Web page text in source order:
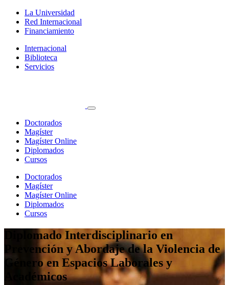
La Universidad
Red Internacional
Financiamiento
Internacional
Biblioteca
Servicios
Doctorados
Magíster
Magíster Online
Diplomados
Cursos
Doctorados
Magíster
Magíster Online
Diplomados
Cursos
Diplomado Interdisciplinario en
Prevención y Abordaje de la Violencia de
Género en Espacios Laborales y
Académicos